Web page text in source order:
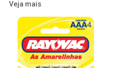
Veja mais